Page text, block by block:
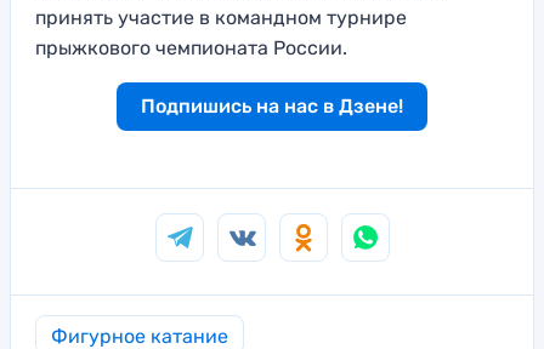
принять участие в командном турнире
прыжкового чемпионата России.
Подпишись на нас в Дзене!
Фигурное катание